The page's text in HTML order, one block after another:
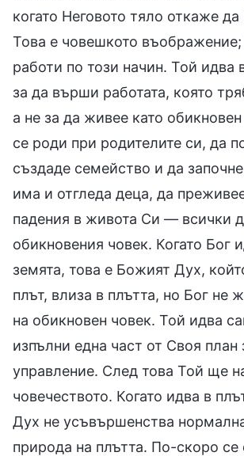
когато Неговото тяло откаже
Това е човешкото въображение;
работи по този начин. Той идва
за да върши работата, която
а не за да живее като
се роди при родителите си, да
създаде семейство и да
има и отгледа деца, да
падения в живота Си — всички
обикновения човек. Когато Бог
земята, това е Божият Дух,
плът, влиза в плътта, но Бог не
на обикновен човек. Той идва
изпълни една част от Своя план
управление. След това Той ще
човечеството. Когато идва в
Дух не усъвършенства
природа на плътта. По-скоро се